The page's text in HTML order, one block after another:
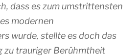
dass es zum umstrittensten
modernen
wurde, stellte es doch das
zu trauriger Berühmtheit